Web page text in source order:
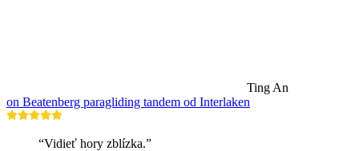
Ting An
on Beatenberg paragliding tandem od Interlaken
“Vidieť hory zblízka.”